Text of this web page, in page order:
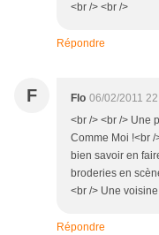
<br /> <br />
Répondre
F Flo 06/02/2011
<br /> <br /> Une
Comme Moi !<br /
bien savoir en
broderies en
<br /> Une
Répondre